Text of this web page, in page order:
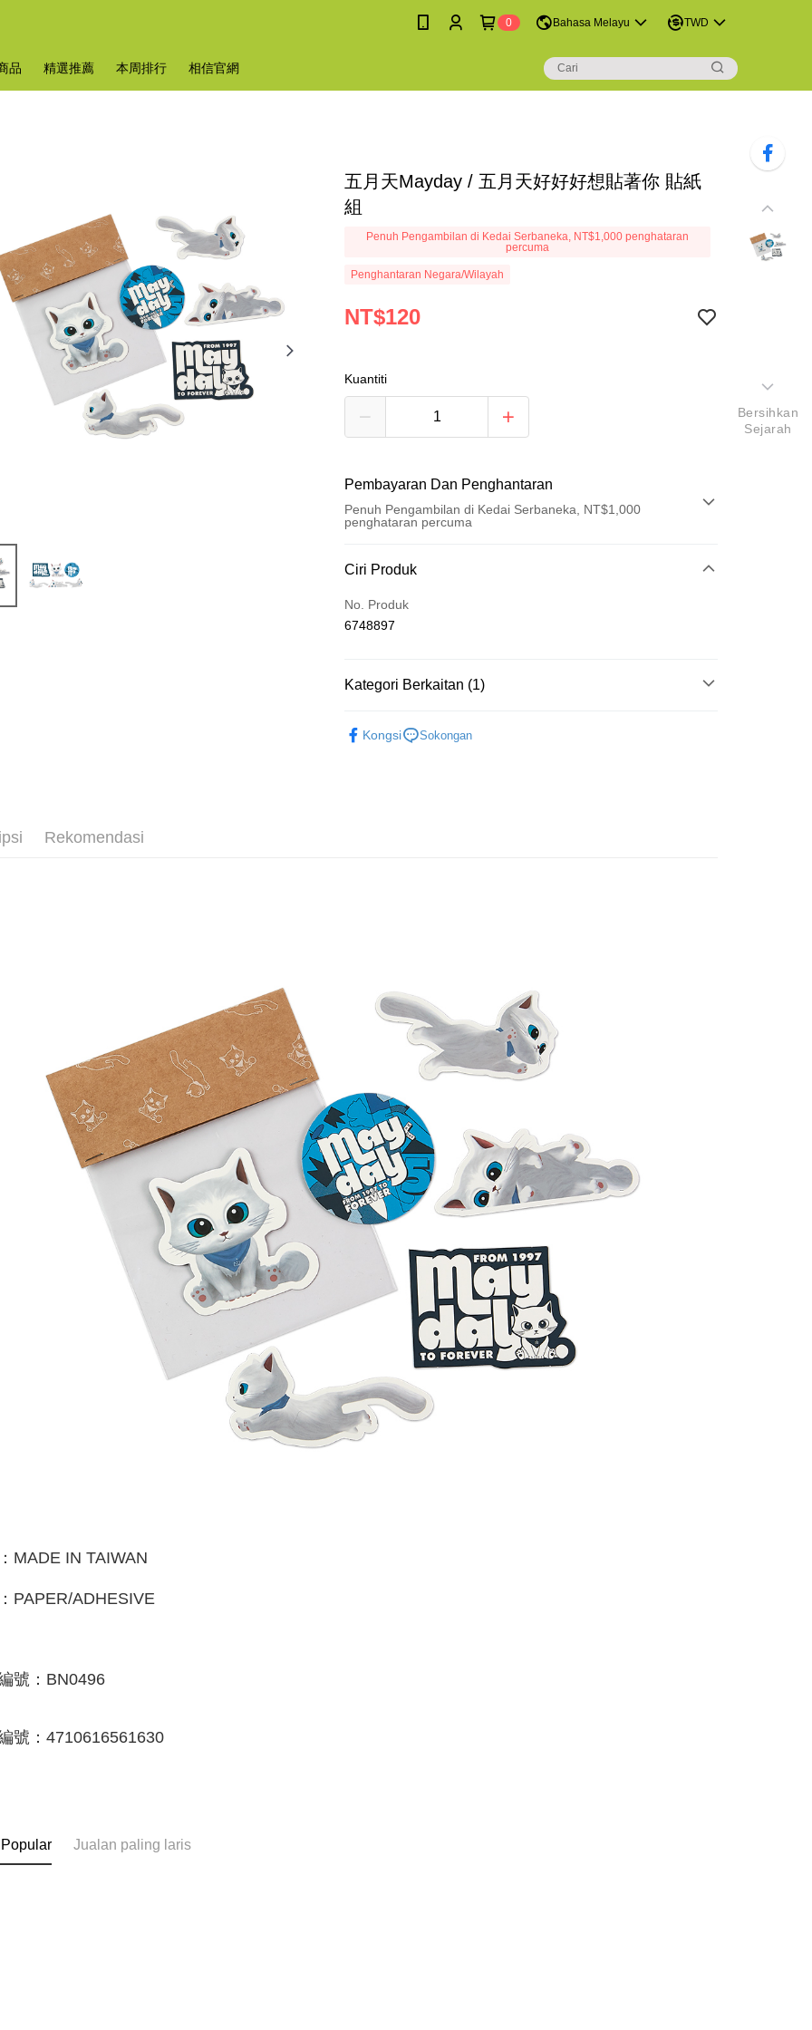
0 Bahasa Melayu TWD
品 精選推薦 本周排行 相信官網
五月天Mayday / 五月天好好好想貼著你 貼紙
組
Penuh Pengambilan di Kedai Serbaneka, NT$1,000 penghataran
percuma
Penghantaran Negara/Wilayah
NT$120
Kuantiti
Pembayaran Dan Penghantaran
Penuh Pengambilan di Kedai Serbaneka, NT$1,000
penghataran percuma
Kaedah Pembayaran
Kad Kredit (Bayaran Penuh)
Pengambilan di Kedai Serbaneka
Easy Wallet
付款後全家取貨
NT$65/pesanan | Penghantaran percuma untuk pesanan
NT$1,000 atau lebih
NT$65/pesanan | Penghantaran percuma untuk pesanan
NT$1,000 atau lebih
付款後7-11取貨
NT$65/pesanan | Penghantaran percuma untuk pesanan
NT$1,000 atau lebih
NT$85/pesanan | Penghantaran percuma untuk pesanan
NT$1,000 atau lebih
海外地區配送
Ciri Produk
No. Produk
6748897
Kategori Berkaitan (1)
Kongsi
Sokongan
Rekomendasi
MADE IN TAIWAN
PAPER/ADHESIVE
號：BN0496
號 ：4710616561630
Jualan paling laris
Bersihkan
Sejarah